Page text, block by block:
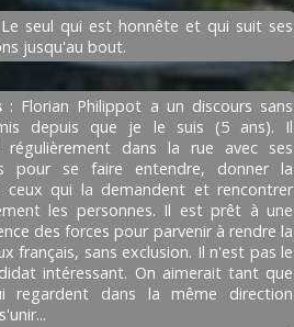
seul qui est honnête et qui suit ses
jusqu'au bout.
: Florian Philippot a un discours sans
depuis que je le suis (5 ans). Il
régulièrement dans la rue avec ses
pour se faire entendre, donner la
ceux qui la demandent et rencontrer
les personnes. Il est prêt à une
des forces pour parvenir à rendre la
français, sans exclusion. Il n'est pas le
intéressant. On aimerait tant que
regardent dans la même direction